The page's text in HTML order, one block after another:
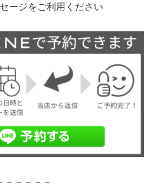
ージをご利用ください
－－－－－